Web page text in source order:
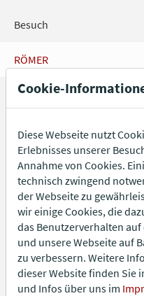
Oben
Oben
Oben:
→ weiter ← zurück
Cookie-
Diese Webseite nutzt
Erlebnisses unserer
Annahme von Cookies.
technisch zwingend
der Webseite zu
wir einige Cookies, die
das Benutzerverhalten
und unsere Webseite auf
zu verbessern. Weitere
dieser Website finden Sie
und Infos über uns im
Besuch
RÖMER
Lokschuppen
Freundeskreis
Presse
Firma
Datenschutz
Impressum